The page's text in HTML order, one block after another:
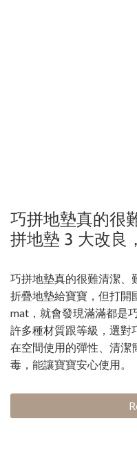
巧拼地墊真的很
拼地墊 3 大改良
巧拼地墊真的很難清潔、
折疊地墊給寶寶，但打開
mat，就會發現滿滿都是
許多種材質跟等級，選對
在空間使用的彈性、清潔
毒，能讓寶寶安心使用。